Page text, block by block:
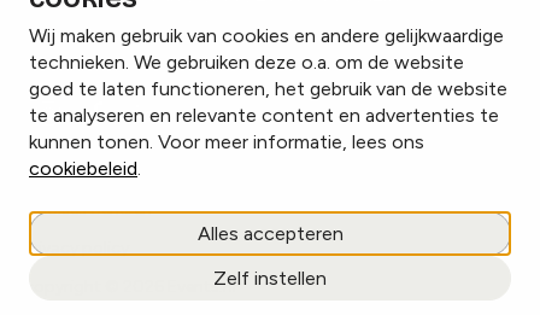
Wij maken gebruik van cookies en andere gelijkwaardige
technieken. We gebruiken deze o.a. om de website
goed te laten functioneren, het gebruik van de website
te analyseren en relevante content en advertenties te
kunnen tonen. Voor meer informatie, lees ons
cookiebeleid.
Alles accepteren
Zelf instellen
InstagramFacebookLinkedIn
Cookies beheren
Privacy policy
copyright © 2026 Events.nl